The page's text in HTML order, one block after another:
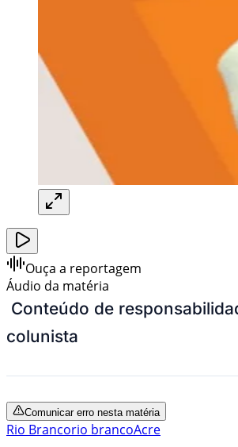
Ouça a reportagem
Áudio da matéria
Conteúdo de
colunista
Comunicar erro nesta matéria
Rio Brancorio brancoAcre